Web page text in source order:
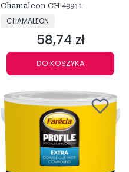
Chamaleon CH 49911
PRODUCENT
CHAMALEON
Cena
58,74 zł
DO KOSZYKA